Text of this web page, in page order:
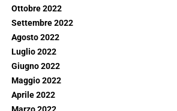
Ottobre 2022
Settembre 2022
Agosto 2022
Luglio 2022
Giugno 2022
Maggio 2022
Aprile 2022